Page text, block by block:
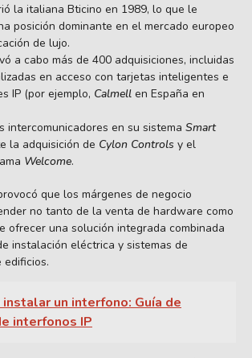
la italiana Bticino en 1989, lo que le
posición dominante en el mercado europeo
de lujo.
a cabo más de 400 adquisiciones, incluidas
en acceso con tarjetas inteligentes e
IP (por ejemplo, Calmell en España en
intercomunicadores en su sistema Smart
la adquisición de Cylon Controls y el
Welcome.
que los márgenes de negocio
no tanto de la venta de hardware como
ofrecer una solución integrada combinada
instalación eléctrica y sistemas de
edificios.
instalar un interfono: Guía de
interfonos IP